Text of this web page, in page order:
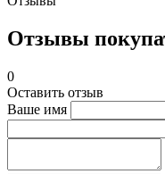
Отзывы
0
Оставить отзыв
Ваше имя